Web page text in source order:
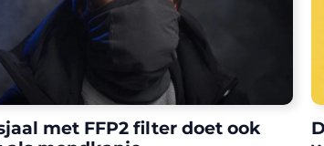
met FFP2 filter doet ook